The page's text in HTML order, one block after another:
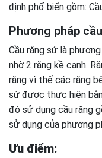
định phổ biến gồm:
Phương pháp
Cầu răng sứ là
nhờ 2 răng kề cạnh.
răng vì thế các răng
sứ được thực hiện
đó sử dụng cầu răng
sử dụng của phương
Ưu điểm: